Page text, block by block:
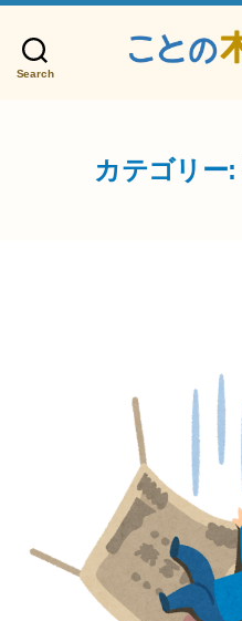
Search
カテゴリー: